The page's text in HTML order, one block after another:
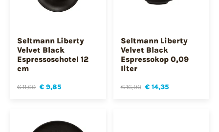
Seltmann Liberty
Velvet Black
Espressoschotel 12
cm
€ 11,60 € 9,85
Seltmann Liberty
Velvet Black
Espressokop 0,09
liter
€ 16,90 € 14,35